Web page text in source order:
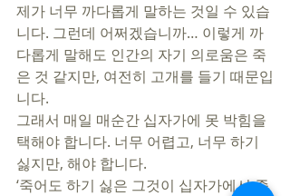
제가 너무 까다롭게 말하는 것일 수 있습
니다. 그런데 어쩌겠습니까… 이렇게 까
다롭게 말해도 인간의 자기 의로움은 죽
은 것 같지만, 여전히 고개를 들기 때문입
니다.
그래서 매일 매순간 십자가에 못 박힘을
택해야 합니다. 너무 어렵고, 너무 하기
싫지만, 해야 합니다.
‘죽어도 하기 싫은 그것이 십자가에서 죽